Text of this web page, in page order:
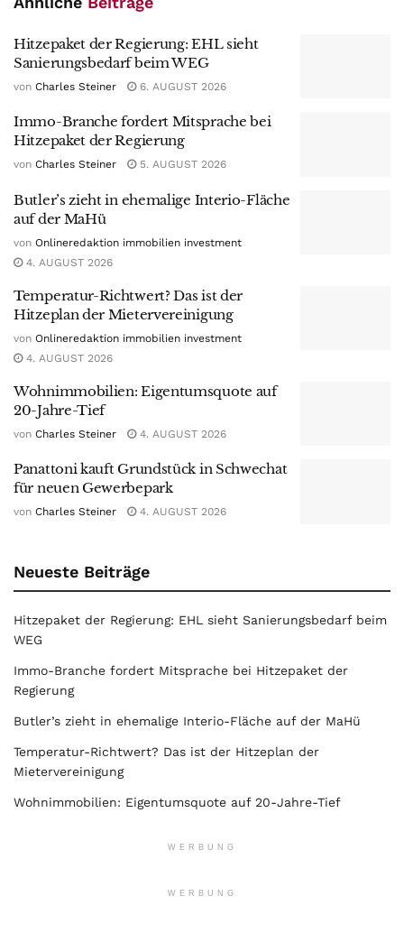
Hitzepaket der Regierung: EHL sieht
Sanierungsbedarf beim WEG
von Charles Steiner 6. AUGUST 2026
Immo-Branche fordert Mitsprache bei
Hitzepaket der Regierung
von Charles Steiner 5. AUGUST 2026
Butler’s zieht in ehemalige Interio-Fläche
auf der MaHü
von Onlineredaktion immobilien investment
4. AUGUST 2026
Temperatur-Richtwert? Das ist der
Hitzeplan der Mietervereinigung
von Onlineredaktion immobilien investment
4. AUGUST 2026
Wohnimmobilien: Eigentumsquote auf
20-Jahre-Tief
von Charles Steiner 4. AUGUST 2026
Panattoni kauft Grundstück in Schwechat
für neuen Gewerbepark
von Charles Steiner 4. AUGUST 2026
Neueste Beiträge
Hitzepaket der Regierung: EHL sieht Sanierungsbedarf beim
WEG
Immo-Branche fordert Mitsprache bei Hitzepaket der
Regierung
Butler’s zieht in ehemalige Interio-Fläche auf der MaHü
Temperatur-Richtwert? Das ist der Hitzeplan der
Mietervereinigung
Wohnimmobilien: Eigentumsquote auf 20-Jahre-Tief
WERBUNG
WERBUNG